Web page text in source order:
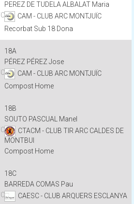
PEREZ DE TUDELA ALBALAT Maria
CAM - CLUB ARC MONTJUÏC
Recorbat Sub 18 Dona
18A
PÉREZ PÉREZ Jose
CAM - CLUB ARC MONTJUÏC
Compost Home
18B
SOUTO PASCUAL Manel
CTACM - CLUB TIR ARC CALDES DE
MONTBUI
Compost Home
18C
BARREDA COMAS Pau
CAESC - CLUB ARQUERS ESCLANYA